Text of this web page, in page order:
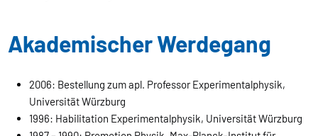
Akademischer Werdegang
2006: Bestellung zum apl. Professor Experimentalphysik,
Universität Würzburg
1996: Habilitation Experimentalphysik, Universität Würzburg